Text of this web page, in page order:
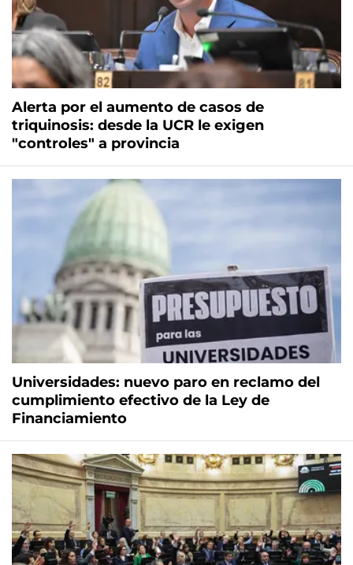
Alerta por el aumento de casos de
triquinosis: desde la UCR le exigen
"controles" a provincia
Universidades: nuevo paro en reclamo del
cumplimiento efectivo de la Ley de
Financiamiento